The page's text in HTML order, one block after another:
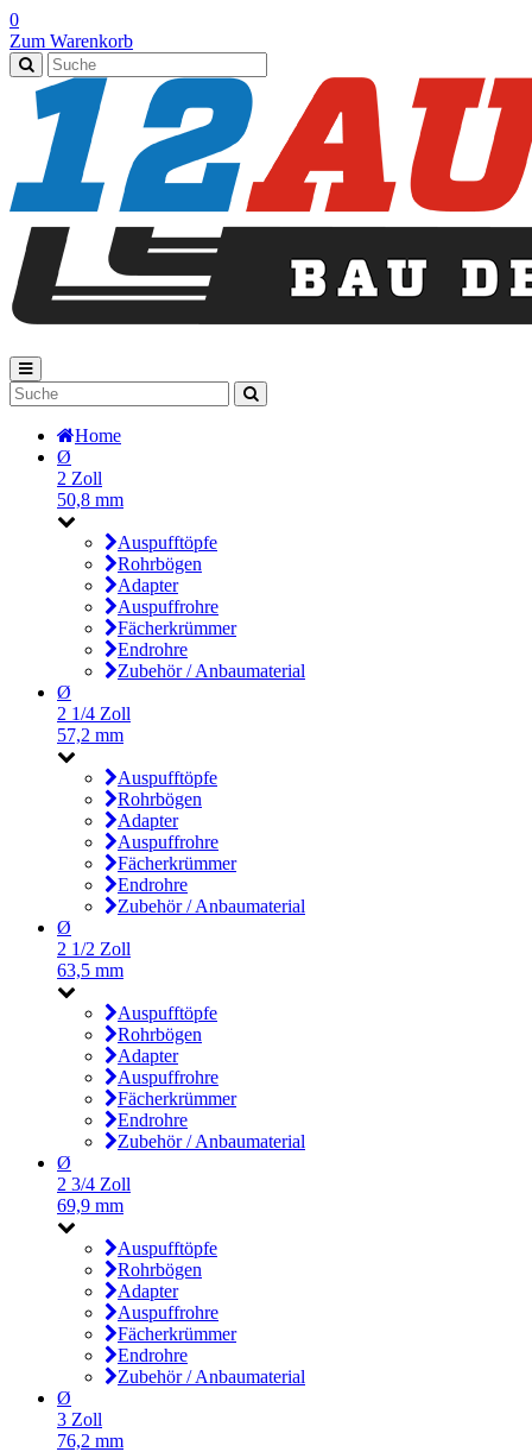
0
Zum Warenkorb
Home
Ø
2 Zoll
50,8 mm
Auspufftöpfe
Rohrbögen
Adapter
Auspuffrohre
Fächerkrümmer
Endrohre
Zubehör / Anbaumaterial
Ø
2 1/4 Zoll
57,2 mm
Auspufftöpfe
Rohrbögen
Adapter
Auspuffrohre
Fächerkrümmer
Endrohre
Zubehör / Anbaumaterial
Ø
2 1/2 Zoll
63,5 mm
Auspufftöpfe
Rohrbögen
Adapter
Auspuffrohre
Fächerkrümmer
Endrohre
Zubehör / Anbaumaterial
Ø
2 3/4 Zoll
69,9 mm
Auspufftöpfe
Rohrbögen
Adapter
Auspuffrohre
Fächerkrümmer
Endrohre
Zubehör / Anbaumaterial
Ø
3 Zoll
76,2 mm